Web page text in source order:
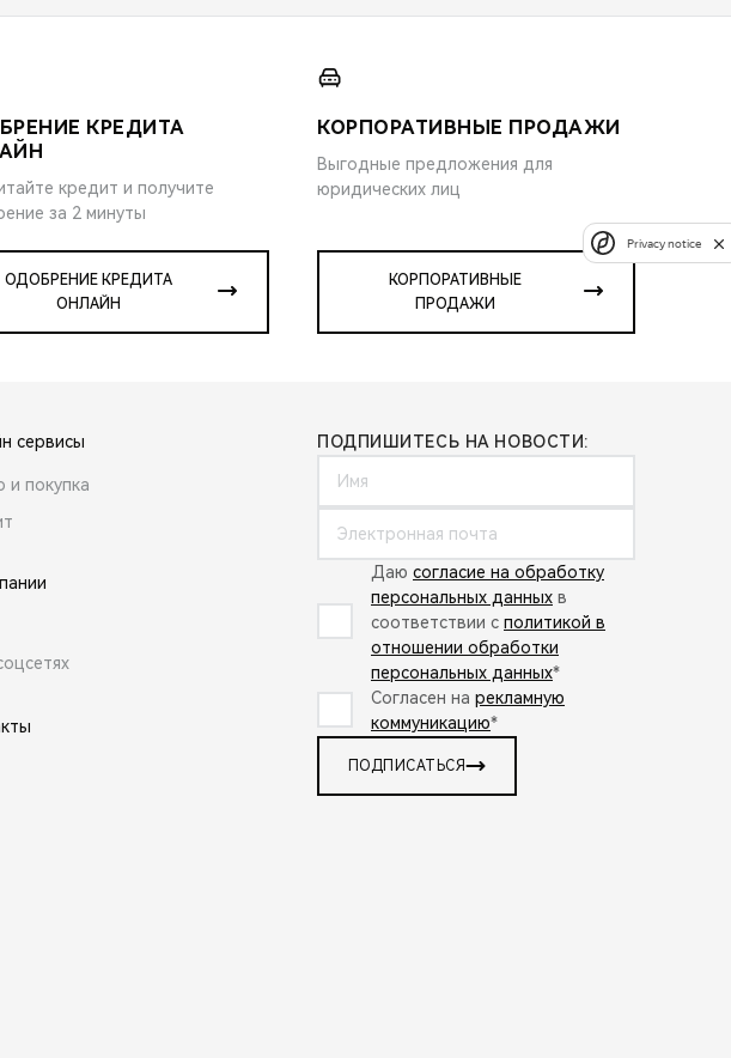
КРЕДИТА
кредит и получите
за 2 минуты
ОДОБРЕНИЕ КРЕДИТА
ОНЛАЙН
КОРПОРАТИВНЫЕ ПРОДАЖИ
Выгодные предложения для
юридических лиц
КОРПОРАТИВНЫЕ
ПРОДАЖИ
сервисы
и покупка
ПОДПИШИТЕСЬ НА НОВОСТИ:
Даю согласие на обработку
персональных данных в
соответствии с политикой в
отношении обработки
персональных данных*
Согласен на рекламную
коммуникацию*
ПОДПИСАТЬСЯ
Privacy notice